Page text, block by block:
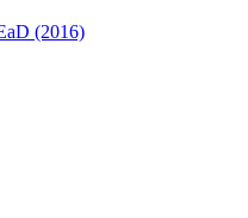
(2016)